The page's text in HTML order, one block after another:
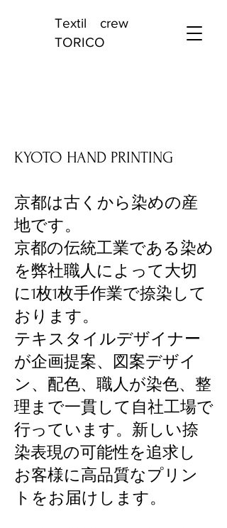
Textil crew
TORICO
KYOTO HAND PRINTING
京都は古くから染めの産
地です。
京都の伝統工業である染め
を弊社職人によって大切
に1枚1枚手作業で捺染して
おります。
テキスタイルデザイナー
が企画提案、図案デザイ
ン、配色、職人が染色、整
理まで一貫して自社工場で
行っています。新しい捺
染表現の可能性を追求し
お客様に高品質なプリン
トをお届けします。